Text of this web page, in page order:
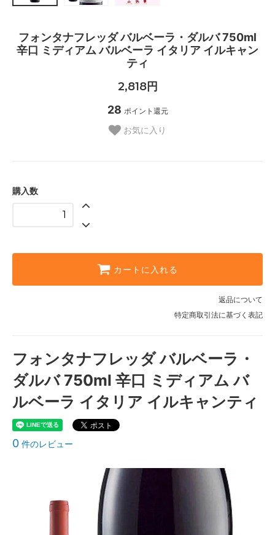
フォンタナフレッダ バルベーラ・ダルバ 750ml
辛口 ミディアム バルベーラ イタリア イルキャン
ティ
2,818円
28 ポイント還元
お気に入り
購入数
カートに入れる
返品について
特定商取引法に基づく表記
フォンタナフレッダ バルベーラ・
ダルバ 750ml 辛口 ミディアム バ
ルベーラ イタリア イルキャンティ
0 件のレビュー